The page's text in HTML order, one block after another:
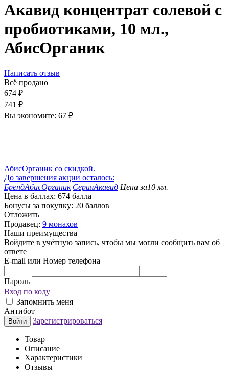
Акавид концентрат солевой с
пробиотиками, 10 мл.,
АбисОрганик
Написать отзыв
Всё продано
674 ₽
741 ₽
Вы экономите: 67 ₽
АбисОрганик со скидкой.
До завершения акции осталось:
БрендАбисОрганик СерияАкавид Цена за10 мл.
Цена в баллах: 674 балла
Бонусы за покупку: 20 баллов
Отложить
Продавец: 9 монахов
Наши преимущества
Войдите в учётную запись, чтобы мы могли сообщить вам об
ответе
E-mail или Номер телефона
Пароль
Вход по коду
Запомнить меня
Антибот
Войти Зарегистрироваться
Товар
Описание
Характеристики
Отзывы